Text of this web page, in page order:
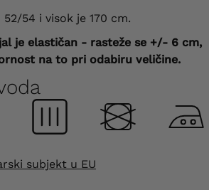
54 i visok je 170 cm.
je elastičan - rasteže se +/- 6 cm,
na to pri odabiru veličine.
subjekt u EU